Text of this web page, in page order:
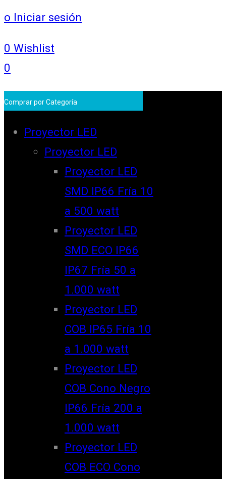
o Iniciar sesión
0 Wishlist
0
Comprar por Categoría
Proyector LED
Proyector LED
Proyector LED
SMD IP66 Fría 10
a 500 watt
Proyector LED
SMD ECO IP66
IP67 Fría 50 a
1.000 watt
Proyector LED
COB IP65 Fría 10
a 1.000 watt
Proyector LED
COB Cono Negro
IP66 Fría 200 a
1.000 watt
Proyector LED
COB ECO Cono